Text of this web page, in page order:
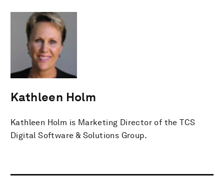
Kathleen Holm
Kathleen Holm is Marketing Director of the TCS
Digital Software & Solutions Group.